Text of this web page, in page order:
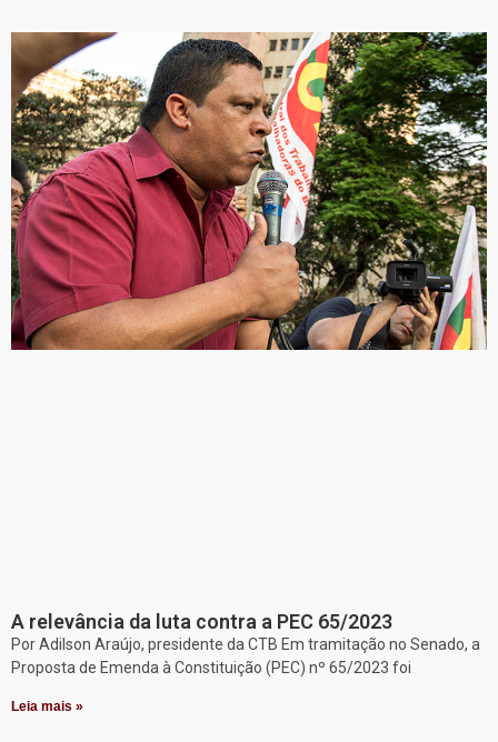
A relevância da luta contra a PEC 65/2023
Por Adilson Araújo, presidente da CTB Em tramitação no Senado, a
Proposta de Emenda à Constituição (PEC) nº 65/2023 foi
Leia mais »